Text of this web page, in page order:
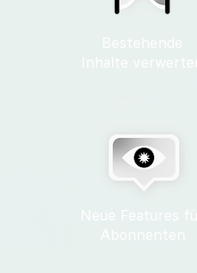
Neue Features für